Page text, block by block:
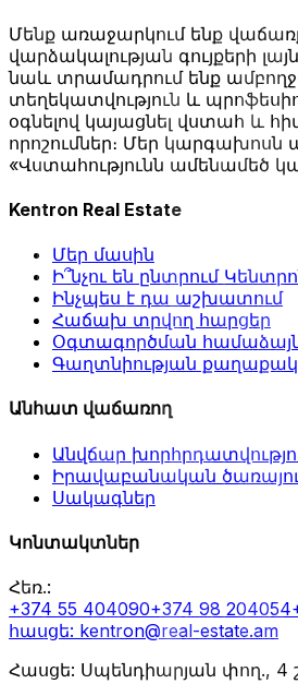
Մենք առաջարկում ենք
վարձակալության գույքերի
նաև տրամադրում ենք
տեղեկատվություն և
օգնելով կայացնել վստահ և
որոշումներ։ Մեր
«Վստահությունն ամենամեծ
Kentron Real Estate
Մեր մասին
Ի՞նչու են ընտրում
Ինչպես է դա աշխատում
Հաճախ տրվող հարցեր
Օգտագործման
Գաղտնիության
Անհատ վաճառող
Անվճար
Իրավաբանական
Սակագներ
Կոնտակտներ
Հեռ.:
+374 55 404090+374 98 204054
հասցե: kentron@real-estate.am
Հասցե: Սպենդիարյան փող., 4